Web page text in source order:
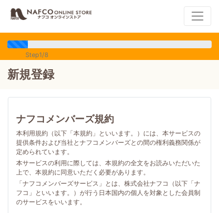
Step1/8
新規登録
ナフコメンバーズ規約
本利用規約（以下「本規約」といいます。）には、本サービスの
提供条件および当社とナフコメンバーズとの間の権利義務関係が
定められています。
本サービスの利用に際しては、本規約の全文をお読みいただいた
上で、本規約に同意いただく必要があります。
「ナフコメンバーズサービス」とは、株式会社ナフコ（以下「ナ
フコ」といいます。）が行う日本国内の個人を対象とした会員制
のサービスをいいます。